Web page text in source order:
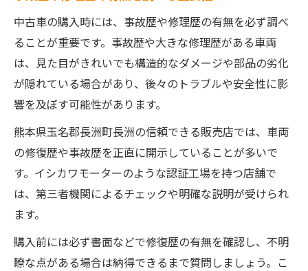
中古車の購入時には、事故歴や修理歴の有無を必ず調べ
ることが重要です。事故歴や大きな修理歴がある車両
は、見た目がきれいでも構造的なダメージや部品の劣化
が隠れている場合があり、後々のトラブルや安全性に影
響を及ぼす可能性があります。
熊本県玉名郡長洲町長洲の信頼できる販売店では、車両
の修復歴や事故歴を正直に開示していることが多いで
す。イシカワモーターのような認証工場を持つ店舗で
は、第三者機関によるチェックや明確な説明が受けられ
ます。
購入前には必ず書面などで修復歴の有無を確認し、不明
瞭な点がある場合は納得できるまで質問しましょう。こ